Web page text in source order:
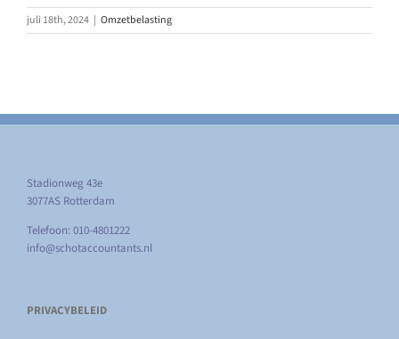
juli 18th, 2024 | Omzetbelasting
Stadionweg 43e
3077AS Rotterdam
Telefoon: 010-4801222
info@schotaccountants.nl
PRIVACYBELEID